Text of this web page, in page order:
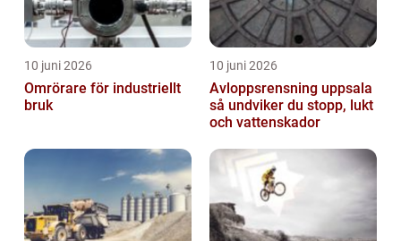
10 juni 2026
Omrörare för industriellt
bruk
10 juni 2026
Avloppsrensning uppsala
så undviker du stopp, lukt
och vattenskador